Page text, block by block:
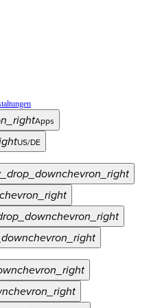
Apps
US/DE
chevron_right
chevron_right
chevron_right
chevron_right
chevron_right
chevron_right